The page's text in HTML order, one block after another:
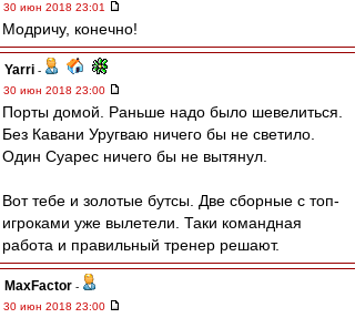
30 июн 2018 23:01
Модричу, конечно!
Yarri -
30 июн 2018 23:00
Порты домой. Раньше надо было шевелиться.
Без Кавани Уругваю ничего бы не светило.
Один Суарес ничего бы не вытянул.
Вот тебе и золотые бутсы. Две сборные с топ-
игроками уже вылетели. Таки командная
работа и правильный тренер решают.
MaxFactor -
30 июн 2018 23:00